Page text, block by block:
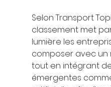
Selon Transport
classement met
lumière les
composer avec un
tout en intégrant
émergentes